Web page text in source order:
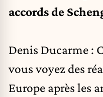
accords de
Denis Ducarme :
vous voyez des
Europe après les